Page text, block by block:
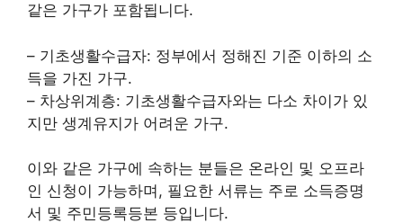
같은 가구가 포함됩니다.
– 기초생활수급자: 정부에서 정해진 기준 이하의 소
득을 가진 가구.
– 차상위계층: 기초생활수급자와는 다소 차이가 있
지만 생계유지가 어려운 가구.
이와 같은 가구에 속하는 분들은 온라인 및 오프라
인 신청이 가능하며, 필요한 서류는 주로 소득증명
서 및 주민등록등본 등입니다.